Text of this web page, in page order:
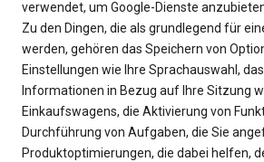
verwendet, um Google-Dienste
Zu den Dingen, die als grundlegend für
werden, gehören das Speichern von
Einstellungen wie Ihre Sprachauswahl,
Informationen in Bezug auf Ihre Sitzung
Einkaufswagens, die Aktivierung von
Durchführung von Aufgaben, die Sie
Produktoptimierungen, die dabei helfen,